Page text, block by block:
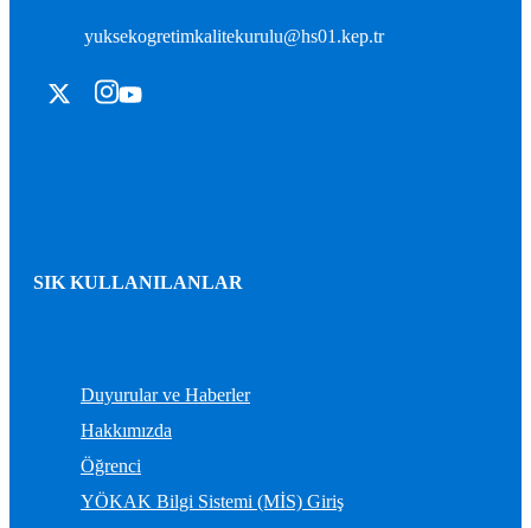
yuksekogretimkalitekurulu@hs01.kep.tr
SIK KULLANILANLAR
Duyurular ve Haberler
Hakkımızda
Öğrenci
YÖKAK Bilgi Sistemi (MİS) Giriş